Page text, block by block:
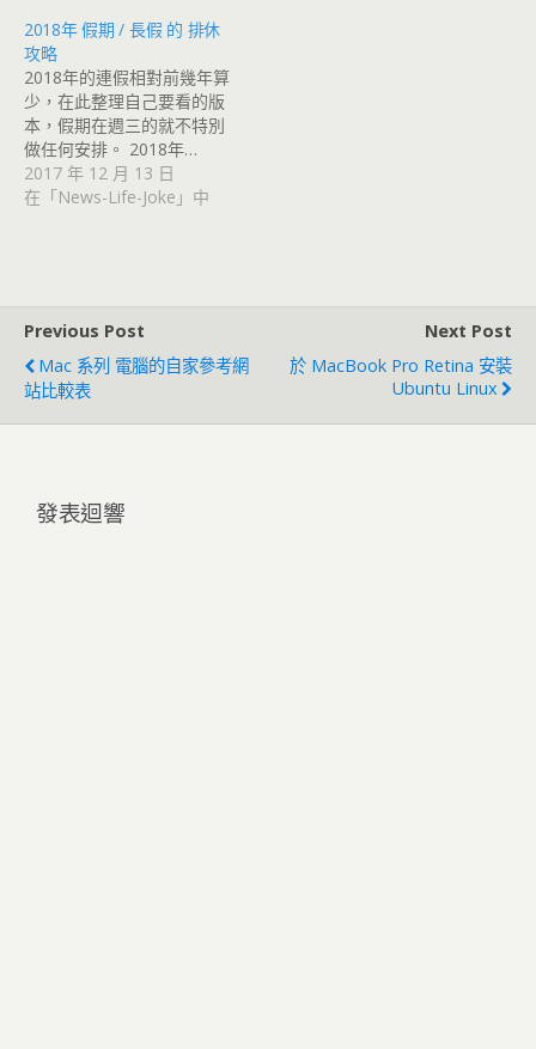
2018年 假期 / 長假 的 排休
攻略
2018年的連假相對前幾年算
少，在此整理自己要看的版
本，假期在週三的就不特別
做任何安排。 2018年…
2017 年 12 月 13 日
在「News-Life-Joke」中
Previous Post
Mac 系列 電腦的自家參考網
站比較表
Next Post
於 MacBook Pro Retina 安裝
Ubuntu Linux
發表迴響